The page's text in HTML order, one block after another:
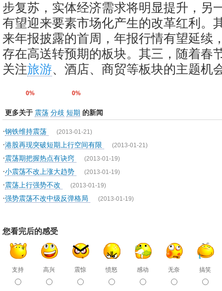
步复苏，实体经济需求将明显提升，另
有望迎来要素市场化产生的改革红利。
来年报披露的首周，年报行情有望延续
存在高送转预期的板块。其三，随着春
关注旅游、酒店、商贸等板块的主题机
0% 0%
更多关于 震荡 分歧 短期 的新闻
·钢铁维持震荡 (2013-01-21)
·港股再现突破短期上行空间有限 (2013-01-21)
·震荡期把握热点有诀窍 (2013-01-19)
·小震荡不改上涨大趋势 (2013-01-19)
·震荡上行强势不改 (2013-01-19)
·强势震荡不改中级反弹格局 (2013-01-19)
您看完后的感受
支持 高兴 震惊 愤怒 感动 无奈 搞笑